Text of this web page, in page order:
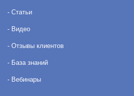
- Статьи
- Видео
- Отзывы клиентов
- База знаний
- Вебинары